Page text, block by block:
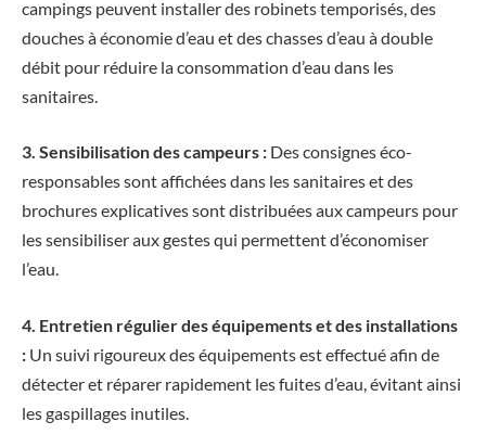
campings peuvent installer des robinets temporisés, des
douches à économie d’eau et des chasses d’eau à double
débit pour réduire la consommation d’eau dans les
sanitaires.
3. Sensibilisation des campeurs : Des consignes éco-
responsables sont affichées dans les sanitaires et des
brochures explicatives sont distribuées aux campeurs pour
les sensibiliser aux gestes qui permettent d’économiser
l’eau.
4. Entretien régulier des équipements et des installations
: Un suivi rigoureux des équipements est effectué afin de
détecter et réparer rapidement les fuites d’eau, évitant ainsi
les gaspillages inutiles.